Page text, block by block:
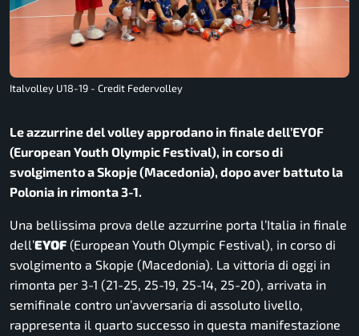
Italvolley U18-19 - Credit Federvolley
Le azzurrine del volley approdano in finale dell’EYOF
(European Youth Olympic Festival), in corso di
svolgimento a Skopje (Macedonia), dopo aver battuto la
Polonia in rimonta 3-1.
Una bellissima prova delle azzurrine porta l’Italia in finale
dell’EYOF (European Youth Olympic Festival), in corso di
svolgimento a Skopje (Macedonia). La vittoria di oggi in
rimonta per 3-1 (21-25, 25-19, 25-14, 25-20), arrivata in
semifinale contro un’avversaria di assoluto livello,
rappresenta il quarto successo in questa manifestazione